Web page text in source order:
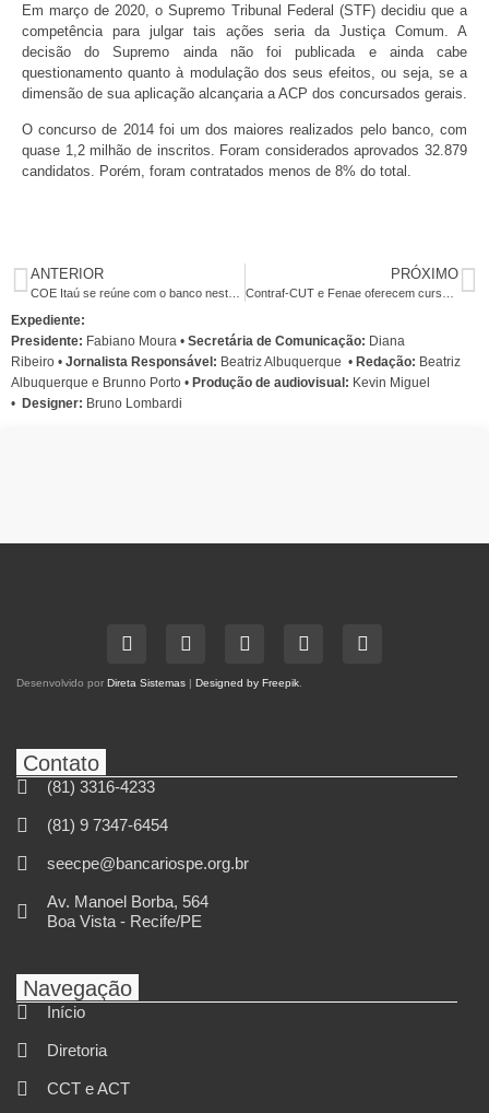
Em março de 2020, o Supremo Tribunal Federal (STF) decidiu que a
competência para julgar tais ações seria da Justiça Comum. A
decisão do Supremo ainda não foi publicada e ainda cabe
questionamento quanto à modulação dos seus efeitos, ou seja, se a
dimensão de sua aplicação alcançaria a ACP dos concursados gerais.
O concurso de 2014 foi um dos maiores realizados pelo banco, com
quase 1,2 milhão de inscritos. Foram considerados aprovados 32.879
candidatos. Porém, foram contratados menos de 8% do total.
ANTERIOR PRÓXIMO
Expediente:
Presidente: Fabiano Moura • Secretária de Comunicação: Diana
Ribeiro • Jornalista Responsável: Beatriz Albuquerque • Redação: Beatriz
Albuquerque e Brunno Porto • Produção de audiovisual: Kevin Miguel
• Designer: Bruno Lombardi
Desenvolvido por Direta Sistemas | Designed by Freepik
Contato
(81) 3316-4233
(81) 9 7347-6454
seecpe@bancariospe.org.br
Av. Manoel Borba, 564
Boa Vista - Recife/PE
Navegação
Início
Diretoria
CCT e ACT